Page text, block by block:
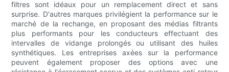
filtres sont idéaux pour un remplacement direct et sans
surprise. D'autres marques privilégient la performance sur le
marché de la rechange, en proposant des médias filtrants
plus performants pour les conducteurs effectuant des
intervalles de vidange prolongés ou utilisant des huiles
synthétiques. Les entreprises axées sur la performance
peuvent également proposer des options avec une